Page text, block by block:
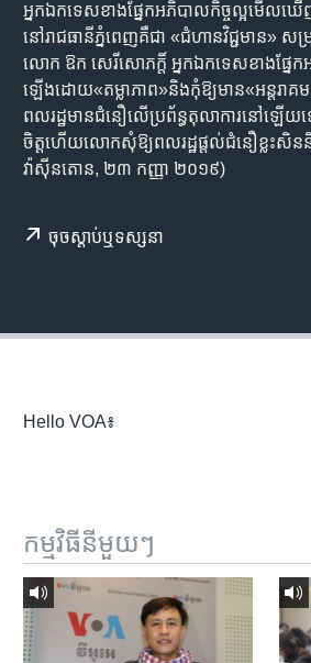
អ្នកឯកទេស​ខាងផ្នែក​អភិបាលកិច្ច​ល្អ​មើល​ឃ
នៅ​រាជធានី​ភ្នំពេញ​គឺ​ជា ​«ជំហាន​វិជ្ជមាន» ស
លោក ឱក សេរីសោភក្តិ៍ អ្នកឯកទេស​ខាងផ្នែក​អ
ឡើង​ដោយ​«តម្លាភាព‍»​និង​កុំ​ឱ្យ​មាន​«អន្តរា
ពលរដ្ឋ​មាន​ជំនឿ​លើ​ប្រព័ន្ធ​តុលាការ​នៅ​ឡើយ​ទេ
ចិត្ត​ហើយ​លោក​សុំ​ឱ្យ​ពលរដ្ឋ​ផ្តល់​ជំនឿ​ខ្លះ​សិន​
វ៉ាស៊ីនតោន, ២៣ កញ្ញា ២០១៩)
ចុច​​ស្តាប់​ឬ​ទស្សនា
Hello VOA៖
កម្មវិធី​នីមួយៗ